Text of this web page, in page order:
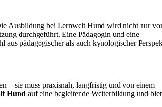
Ausbildung bei Lernwelt Hund wird nicht nur
durchgeführt. Eine Pädagogin und eine
aus pädagogischer als auch kynologischer
– sie muss praxisnah, langfristig und von einem
Hund auf eine begleitende Weiterbildung und